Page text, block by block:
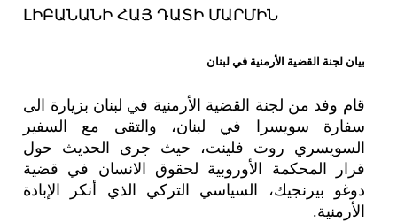
ԼԻԲԱՆԱՆԻ ՀԱՅ ԴԱՏԻ ՄԱՐՄԻՆ
بيان لجنة القضية الأرمنية في لبنان
قام وفد من لجنة القضية الأرمنية في لبنان بزيارة الى
سفارة سويسرا في لبنان، والتقى مع السفير
السويسري روت فلينت، حيث جرى الحديث حول
قرار المحكمة الأوروبية لحقوق الانسان في قضية
دوغو بيرنجيك، السياسي التركي الذي أنكر الإبادة
الأرمنية.